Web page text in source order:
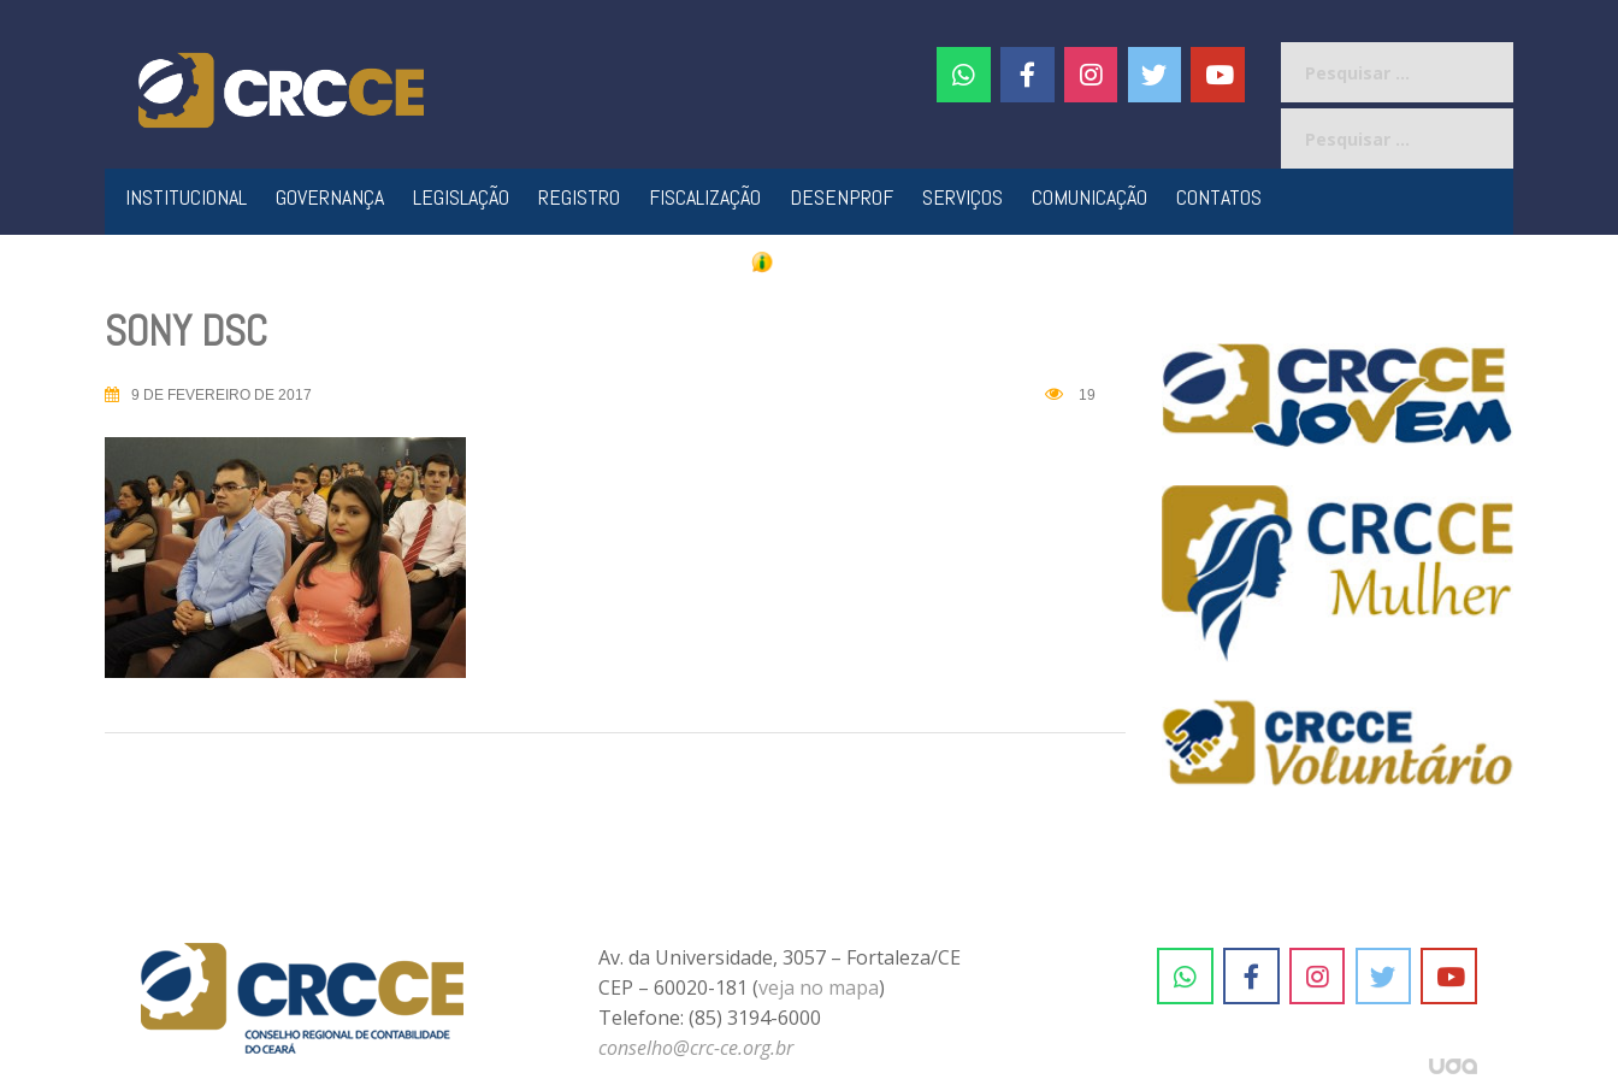
INSTITUCIONAL GOVERNANÇA LEGISLAÇÃO REGISTRO FISCALIZAÇÃO DESENPROF SERVIÇOS COMUNICAÇÃO CONTATOS
SONY DSC
9 DE FEVEREIRO DE 2017 19
Av. da Universidade, 3057 – Fortaleza/CE
CEP – 60020-181 (veja no mapa)
Telefone: (85) 3194-6000
conselho@crc-ce.org.br